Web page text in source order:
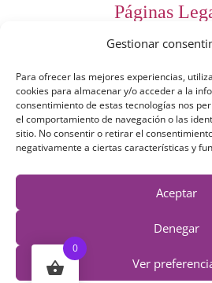
Gestionar
Para ofrecer las mejores experiencias,
cookies para almacenar y/o acceder a la
consentimiento de estas tecnologías nos
el comportamiento de navegación o las
sitio. No consentir o retirar el
negativamente a ciertas características y
Aceptar
Denegar
Ver
Páginas
Preguntas
Aviso Legal
Política de
Política de
Términos y
0